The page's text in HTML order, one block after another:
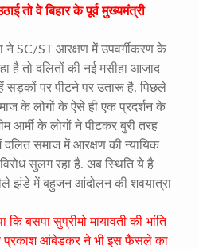
तो वे बिहार के पूर्व मुख्यमंत्री
SC/ST आरक्षण में उपवर्गीकरण के
है तो दलितों की नई मसीहा आजाद
सड़कों पर पीटने पर उतारू है. पिछले
के लोगों के ऐसे ही एक प्रदर्शन के
आर्मी के लोगों ने पीटकर बुरी तरह
दलित समाज में आरक्षण की न्यायिक
सुलग रहा है. अब स्थिति ये है
झंडे में बहुजन आंदोलन की शवयात्रा
बसपा सुप्रीमो मायावती की भांति
प्रकाश आंबेडकर ने भी इस फैसले का